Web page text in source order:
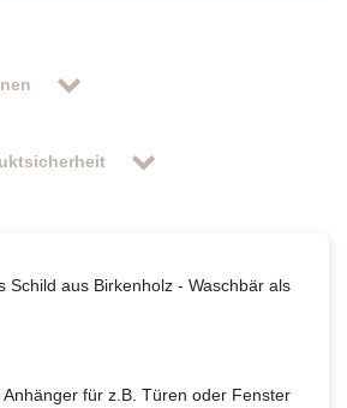
Schild aus Birkenholz - Waschbär als
Anhänger für z.B. Türen oder Fenster